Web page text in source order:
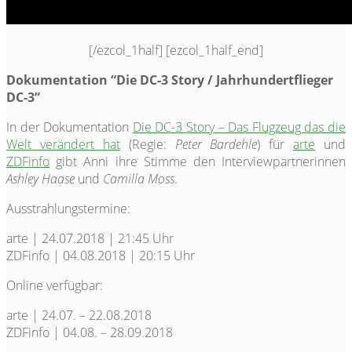
[/ezcol_1half] [ezcol_1half_end]
Dokumentation “Die DC-3 Story / Jahrhundertflieger
DC-3”
In der Dokumentation Die DC-3 Story – Das Flugzeug das die
Welt verändert hat(Regie: Peter Bardehle) fürarte und
ZDFinfo gibt Anni ihre Stimme den Interviewpartnerinnen
Ashley Haase und Camilla Moss.
Ausstrahlungstermine:
arte | 24.07.2018 | 21:45 Uhr
ZDFinfo | 04.08.2018 | 20:15 Uhr
Online verfügbar:
arte | 24.07. – 22.08.2018
ZDFinfo | 04.08. – 28.09.2018